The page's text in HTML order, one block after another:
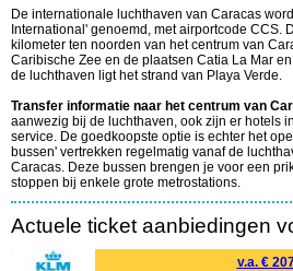
De internationale luchthaven van Caracas
International' genoemd, met airportcode CCS.
kilometer ten noorden van het centrum van
Caribische Zee en de plaatsen Catia La Mar
de luchthaven ligt het strand van Playa Verde.
Transfer informatie naar het centrum van
aanwezig bij de luchthaven, ook zijn er hotels
service. De goedkoopste optie is echter het
bussen' vertrekken regelmatig vanaf de
Caracas. Deze bussen brengen je voor een
stoppen bij enkele grote metrostations.
Actuele ticket aanbiedingen
v.a. €